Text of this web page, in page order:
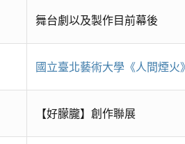
舞台劇以及製作目前幕後
國立臺北藝術大學《人間煙火》
【好朦朧】創作聯展